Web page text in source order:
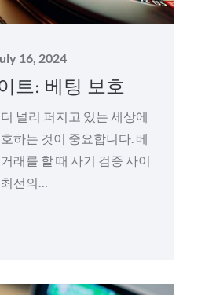
16, 2024
트: 베팅 보호
널리 퍼지고 있는 세상에
하는 것이 중요합니다. 베
래를 할 때 사기 검증 사이
최선의…